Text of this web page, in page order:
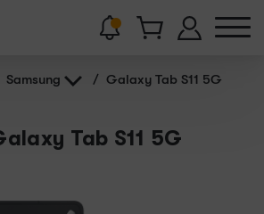
Samsung / Galaxy Tab S11 5G
Tab S11 5G